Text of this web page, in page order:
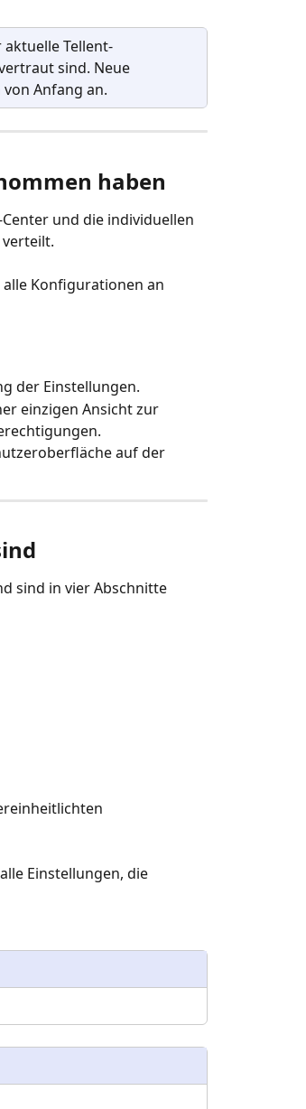
Tellent-
sind. Neue
Anfang an.
haben
und die individuellen
Konfigurationen an
der Einstellungen.
einzigen Ansicht zur
auf der
sind in vier Abschnitte
Einstellungen, die